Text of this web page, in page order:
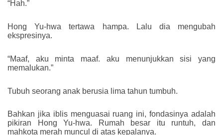
“Hah.”
Hong Yu-hwa tertawa hampa. Lalu dia mengubah
ekspresinya.
“Maaf, aku minta maaf. aku menunjukkan sisi yang
memalukan.”
Tubuh seorang anak berusia lima tahun tumbuh.
Bahkan jika iblis menguasai ruang ini, fondasinya adalah
pikiran Hong Yu-hwa. Rumah besar itu runtuh, dan
mahkota merah muncul di atas kepalanya.